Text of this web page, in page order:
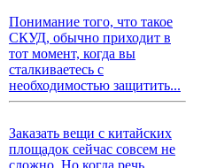
Понимание того, что такое
СКУД, обычно приходит в
тот момент, когда вы
сталкиваетесь с
необходимостью защитить...
Заказать вещи с китайских
площадок сейчас совсем не
сложно. Но когда речь